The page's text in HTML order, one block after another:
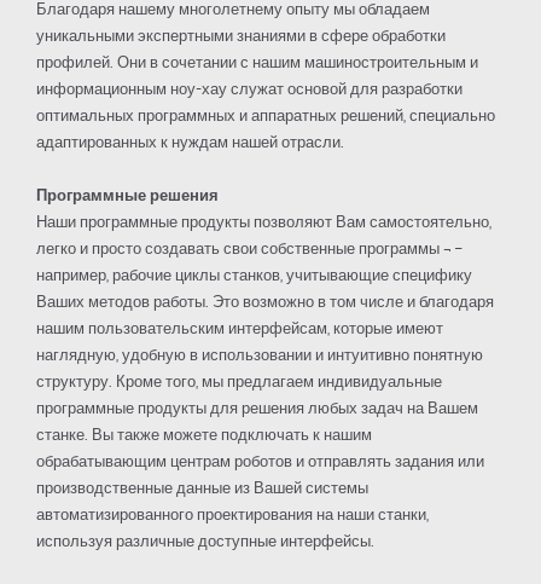
Благодаря нашему многолетнему опыту мы обладаем
уникальными экспертными знаниями в сфере обработки
профилей. Они в сочетании с нашим машиностроительным и
информационным ноу-хау служат основой для разработки
оптимальных программных и аппаратных решений, специально
адаптированных к нуждам нашей отрасли.
Программные решения
Наши программные продукты позволяют Вам самостоятельно,
легко и просто создавать свои собственные программы ¬ –
например, рабочие циклы станков, учитывающие специфику
Ваших методов работы. Это возможно в том числе и благодаря
нашим пользовательским интерфейсам, которые имеют
наглядную, удобную в использовании и интуитивно понятную
структуру. Кроме того, мы предлагаем индивидуальные
программные продукты для решения любых задач на Вашем
станке. Вы также можете подключать к нашим
обрабатывающим центрам роботов и отправлять задания или
производственные данные из Вашей системы
автоматизированного проектирования на наши станки,
используя различные доступные интерфейсы.